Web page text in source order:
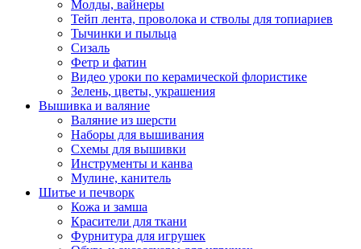
Молды, вайнеры
Тейп лента, проволока и стволы для топиариев
Тычинки и пыльца
Сизаль
Фетр и фатин
Видео уроки по керамической флористике
Зелень, цветы, украшения
Вышивка и валяние
Валяние из шерсти
Наборы для вышивания
Схемы для вышивки
Инструменты и канва
Мулине, канитель
Шитье и печворк
Кожа и замша
Красители для ткани
Фурнитура для игрушек